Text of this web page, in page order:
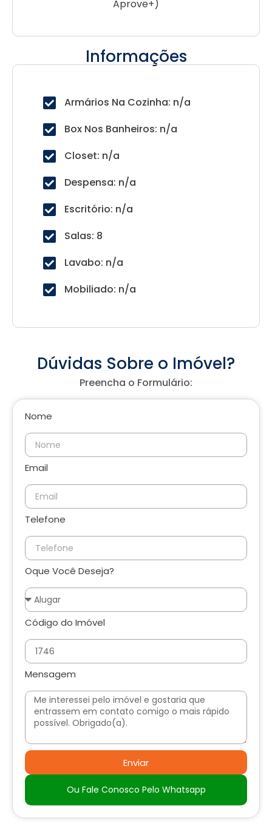
Aprove+)
Informações
Armários Na Cozinha: n/a
Box Nos Banheiros: n/a
Closet: n/a
Despensa: n/a
Escritório: n/a
Salas: 8
Lavabo: n/a
Mobiliado: n/a
Dúvidas Sobre o Imóvel?
Preencha o Formulário:
Nome
Email
Telefone
Oque Você Deseja?
Código do Imóvel
Mensagem
Enviar
Ou Fale Conosco Pelo Whatsapp